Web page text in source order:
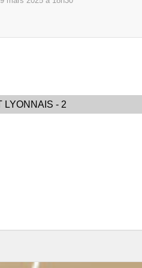
LYONNAIS - 2